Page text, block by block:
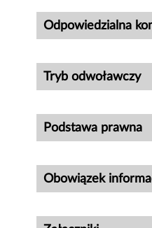
Odpowiedzialna
Tryb odwoławczy
Podstawa prawna
Obowiązek